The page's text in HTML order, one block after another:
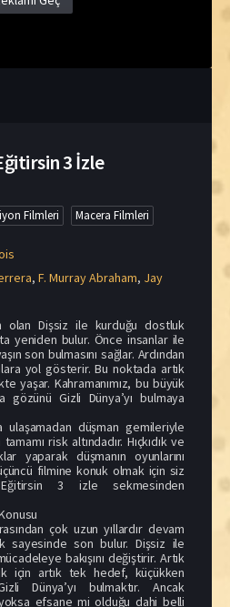
3 İzle
Filmleri Macera Filmleri
, F. Murray Abraham, Jay
olan Dişsiz ile kurduğu dostluk
yeniden bulur. Önce insanlar ile
son bulmasını sağlar. Ardından
yol gösterir. Bu noktada artık
yaşar. Kahramanımız, bu büyük
Gizli Dünya’yı bulmaya
ulaşamadan düşman gemileriyle
risk altındadır. Hıçkıdık ve
yaparak düşmanın oyunlarını
filmine konuk olmak için siz
3 izle sekmesinden
çok uzun yıllardır devam
sayesinde son bulur. Dişsiz ile
bakışını değiştirir. Artık
için artık tek hedef, küçükken
Dünya’yı bulmaktır. Ancak
efsane mi olduğu dahi belli